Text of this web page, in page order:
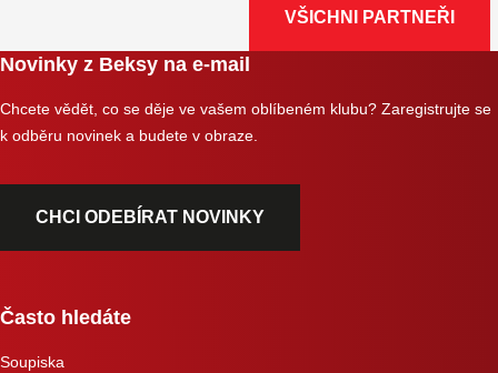
VŠICHNI PARTNEŘI
Novinky z Beksy na e-mail
Chcete vědět, co se děje ve vašem oblíbeném klubu? Zaregistrujte se
k odběru novinek a budete v obraze.
CHCI ODEBÍRAT NOVINKY
Často hledáte
Soupiska